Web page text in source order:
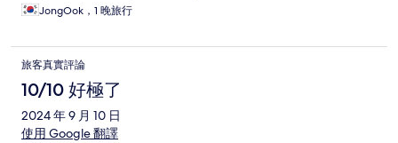
JongOok，1 晚旅行
旅客真實評論
10/10 好極了
2024 年 9 月 10 日
使用 Google 翻譯